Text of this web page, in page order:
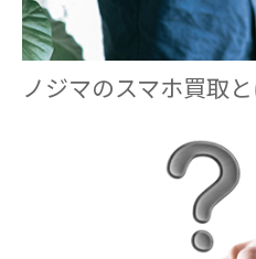
ノジマのスマホ買取と